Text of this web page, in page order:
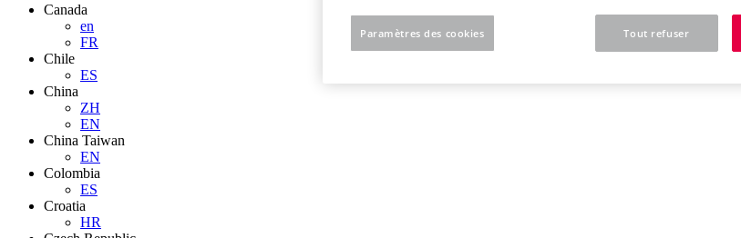
Canada
en
FR
Chile
ES
China
ZH
EN
China Taiwan
EN
Colombia
ES
Croatia
HR
Tout refuser
Paramètres des cookies